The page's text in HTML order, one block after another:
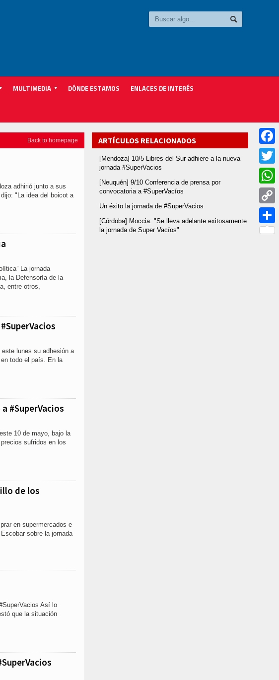
MULTIMEDIA DÓNDE ESTAMOS ENLACES DE INTERÉS
Back to homepage
adhirió junto a sus
"La idea del boicot a
La jornada
la Defensoría de la
entre otros,
lunes su adhesión a
todo el país. En la
#SuperVacios
10 de mayo, bajo la
sufridos en los
de los
en supermercados e
sobre la jornada
Así lo
que la situación
ARTÍCULOS RELACIONADOS
[Mendoza] 10/5 Libres del Sur adhiere a la nueva
jornada #SuperVacios
[Neuquén] 9/10 Conferencia de prensa por
convocatoria a #SuperVacíos
Un éxito la jornada de #SuperVacios
[Córdoba] Moccia: "Se lleva adelante exitosamente
la jornada de Super Vacíos"
Twitter
Copy
Link